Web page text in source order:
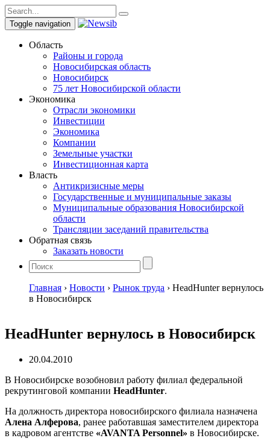
Toggle navigation
Область
Районы и города
Новосибирская область
Новосибирск
75 лет Новосибирской области
Экономика
Отрасли экономики
Инвестиции
Экономика
Компании
Земельные участки
Инвестиционная карта
Власть
Антикризисные меры
Государственные и муниципальные заказы
Муниципальные образования Новосибирской
области
Трансляции заседаний правительства
Обратная связь
Заказать новости
Главная › Новости › Рынок труда › HeadHunter вернулось
в Новосибирск
HeadHunter вернулось в Новосибирск
20.04.2010
В Новосибирске возобновил работу филиал федеральной
рекрутинговой компании HeadHunter.
На должность директора новосибирского филиала назначена
Алена Алферова, ранее работавшая заместителем директора
в кадровом агентстве «AVANTA Personnel» в Новосибирске.